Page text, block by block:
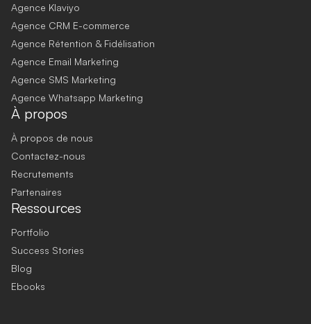
Agence Klaviyo
Agence CRM E-commerce
Agence Rétention & Fidélisation
Agence Email Marketing
Agence SMS Marketing
Agence Whatsapp Marketing
À propos
À propos de nous
Contactez-nous
Recrutements
Partenaires
Ressources
Portfolio
Success Stories
Blog
Ebooks